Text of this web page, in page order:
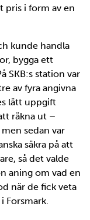
pris i form av en
kunde handla
bygga ett
SKB:s station var
av fyra angivna
lätt uppgift
räkna ut –
sedan var
säkra på att
så det valde
aning om vad en
när de fick veta
Forsmark.